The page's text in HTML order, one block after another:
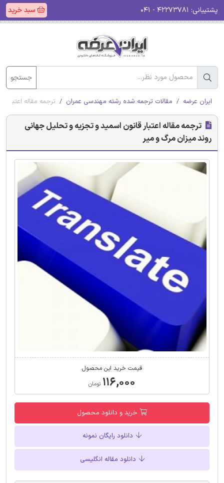
پشتیبانی: سبد خرید
جستجو
ایران عرضه مقالات ترجمه شده رشته مهندسی عمران ترجمه مقاله
ترجمه مقاله اعتبار قانون اسمید و تجزیه و تحلیل جهانی
روند میزان مرگ و میر
قیمت خرید این محصول
۱۱۶,۰۰۰ تومان
خرید و دانلود محصول
دانلود رایگان نمونه
دانلود مقاله انگلیسی